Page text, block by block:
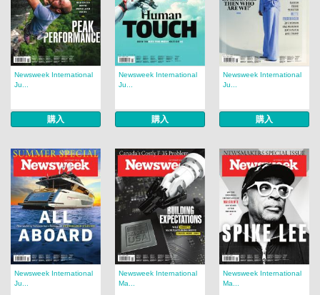
Newsweek International
Ju...
購入
Newsweek International
Ju...
購入
Newsweek International
Ju...
購入
Newsweek International
Ju...
Newsweek International
Ma...
Newsweek International
Ma...